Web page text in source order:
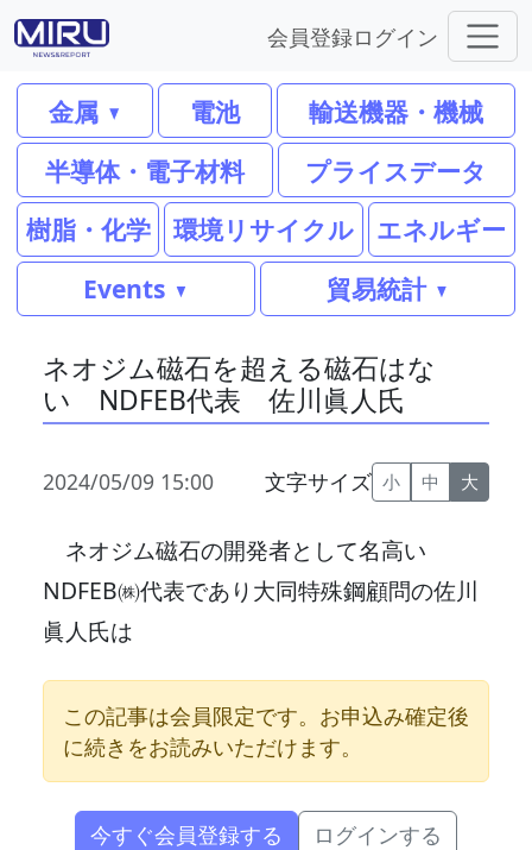
会員登録ログイン
金属 電池
輸送機器・機械
半導体・電子材料
プライスデータ
樹脂・化学
環境リサイクル
エネルギー
Events
貿易統計
ネオジム磁石を超える磁石はな
い NDFEB代表 佐川眞人氏
2024/05/09 15:00 文字サイズ 小 中 大
ネオジム磁石の開発者として名高い
NDFEB㈱代表であり大同特殊鋼顧問の佐川
眞人氏は
この記事は会員限定です。お申込み確定後
に続きをお読みいただけます。
今すぐ会員登録する ログインする